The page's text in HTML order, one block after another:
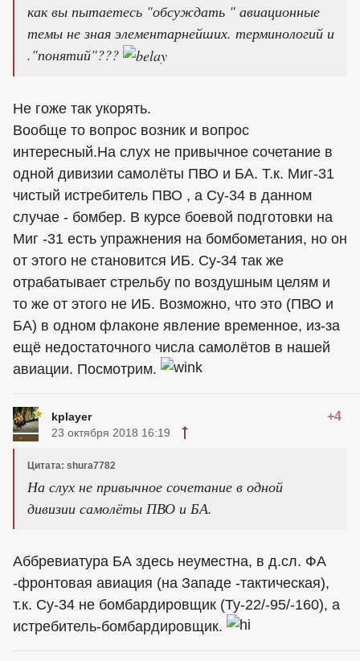
как вы пытаетесь "обсуждать " авиационные
темы не зная элементарнейших. терминологий и
."понятий"???
Не гоже так укорять.
Вообще то вопрос возник и вопрос
интересный.На слух не привычное сочетание в
одной дивизии самолёты ПВО и БА. Т.к. Миг-31
чистый истребитель ПВО , а Су-34 в данном
случае - бомбер. В курсе боевой подготовки на
Миг -31 есть упражнения на бомбометания, но он
от этого не становится ИБ. Су-34 так же
отрабатывает стрельбу по воздушным целям и
то же от этого не ИБ. Возможно, что это (ПВО и
БА) в одном флаконе явление временное, из-за
ещё недостаточного числа самолётов в нашей
авиации. Посмотрим.
kplayer +4
23 октября 2018 16:19
Цитата: shura7782
На слух не привычное сочетание в одной
дивизии самолёты ПВО и БА.
Аббревиатура БА здесь неуместна, в д.сл. ФА
-фронтовая авиация (на Западе -тактическая),
т.к. Су-34 не бомбардировщик (Ту-22/-95/-160), а
истребитель-бомбардировщик.